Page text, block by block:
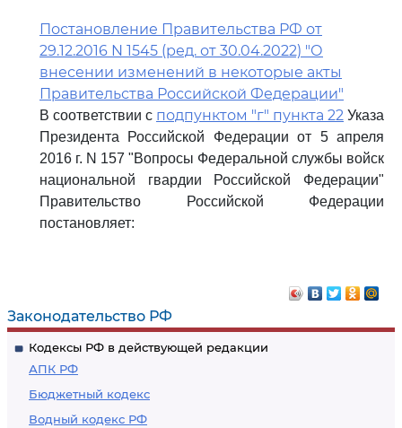
Законодательство РФ
Кодексы РФ в действующей редакции
АПК РФ
Бюджетный кодекс
Водный кодекс РФ
Постановление Правительства РФ от
29.12.2016 N 1545 (ред. от 30.04.2022) "О
внесении изменений в некоторые акты
Правительства Российской Федерации"
В соответствии с подпунктом "г" пункта 22 Указа
Президента Российской Федерации от 5 апреля
2016 г. N 157 "Вопросы Федеральной службы войск
национальной гвардии Российской Федерации"
Правительство Российской Федерации
постановляет: